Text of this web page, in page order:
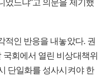
적인 반응을 내놓았다. 권
회에서 열린 비상대책위
단일화를 성사시켜야 한